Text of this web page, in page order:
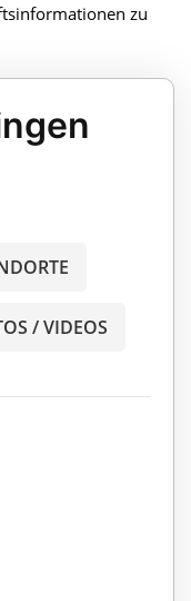
zu
/ VIDEOS